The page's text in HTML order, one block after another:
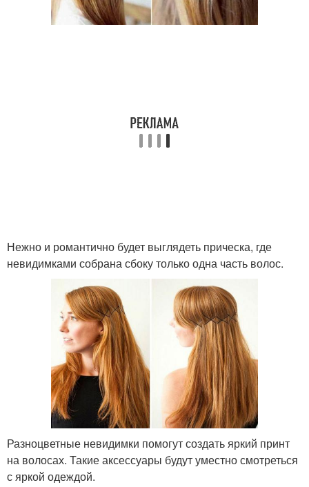
Нежно и романтично будет выглядеть прическа, где
невидимками собрана сбоку только одна часть волос.
Разноцветные невидимки помогут создать яркий принт
на волосах. Такие аксессуары будут уместно смотреться
с яркой одеждой.